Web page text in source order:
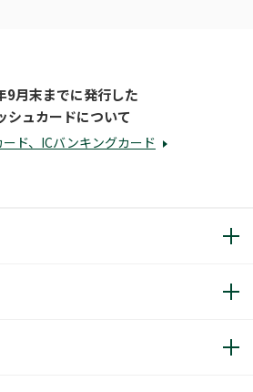
9月末までに発行した
シュカードについて
ド、ICバンキングカード